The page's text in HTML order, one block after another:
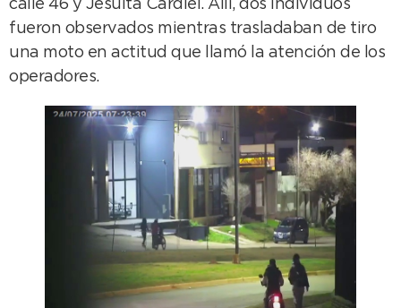
calle 46 y Jesuita Cardiel. Allí, dos individuos
fueron observados mientras trasladaban de tiro
una moto en actitud que llamó la atención de los
operadores.